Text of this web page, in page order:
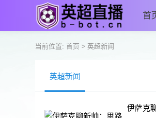
首
当前位置: 首页 > 英超新闻
英超新闻
伊萨克